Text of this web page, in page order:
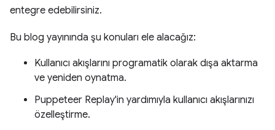
entegre edebilirsiniz.
Bu blog yayınında şu konuları ele alacağız:
Kullanıcı akışlarını programatik olarak dışa aktarma
ve yeniden oynatma.
Puppeteer Replay'in yardımıyla kullanıcı akışlarınızı
özelleştirme.